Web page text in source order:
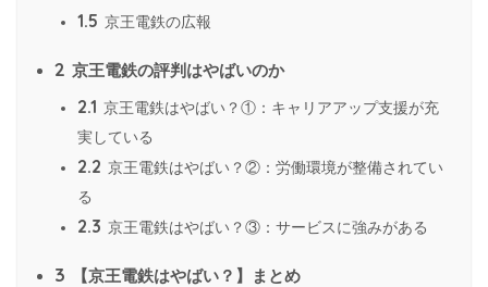
1.5 京王電鉄の広報
2 京王電鉄の評判はやばいのか
2.1 京王電鉄はやばい？①：キャリアアップ支援が充
実している
2.2 京王電鉄はやばい？②：労働環境が整備されてい
る
2.3 京王電鉄はやばい？③：サービスに強みがある
3 【京王電鉄はやばい？】まとめ